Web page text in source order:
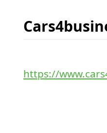
https://